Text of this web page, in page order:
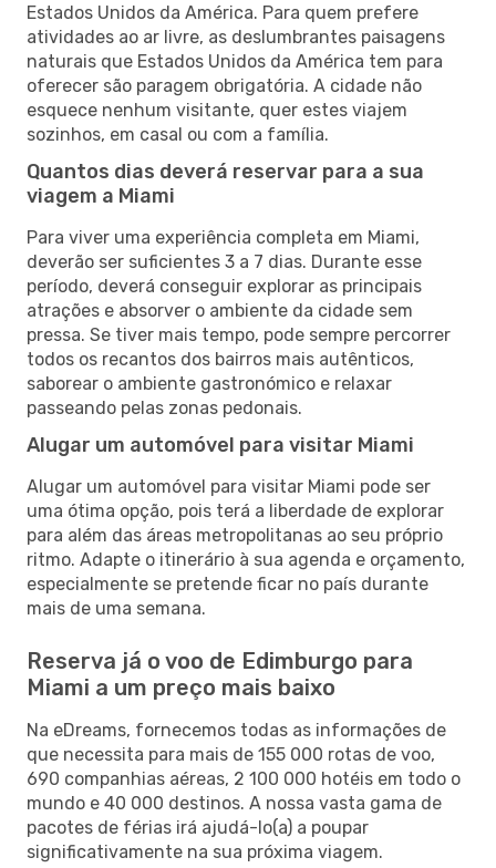
Estados Unidos da América. Para quem prefere
atividades ao ar livre, as deslumbrantes paisagens
naturais que Estados Unidos da América tem para
oferecer são paragem obrigatória. A cidade não
esquece nenhum visitante, quer estes viajem
sozinhos, em casal ou com a família.
Quantos dias deverá reservar para a sua
viagem a Miami
Para viver uma experiência completa em Miami,
deverão ser suficientes 3 a 7 dias. Durante esse
período, deverá conseguir explorar as principais
atrações e absorver o ambiente da cidade sem
pressa. Se tiver mais tempo, pode sempre percorrer
todos os recantos dos bairros mais autênticos,
saborear o ambiente gastronómico e relaxar
passeando pelas zonas pedonais.
Alugar um automóvel para visitar Miami
Alugar um automóvel para visitar Miami pode ser
uma ótima opção, pois terá a liberdade de explorar
para além das áreas metropolitanas ao seu próprio
ritmo. Adapte o itinerário à sua agenda e orçamento,
especialmente se pretende ficar no país durante
mais de uma semana.
Reserva já o voo de Edimburgo para
Miami a um preço mais baixo
Na eDreams, fornecemos todas as informações de
que necessita para mais de 155 000 rotas de voo,
690 companhias aéreas, 2 100 000 hotéis em todo o
mundo e 40 000 destinos. A nossa vasta gama de
pacotes de férias irá ajudá-lo(a) a poupar
significativamente na sua próxima viagem.